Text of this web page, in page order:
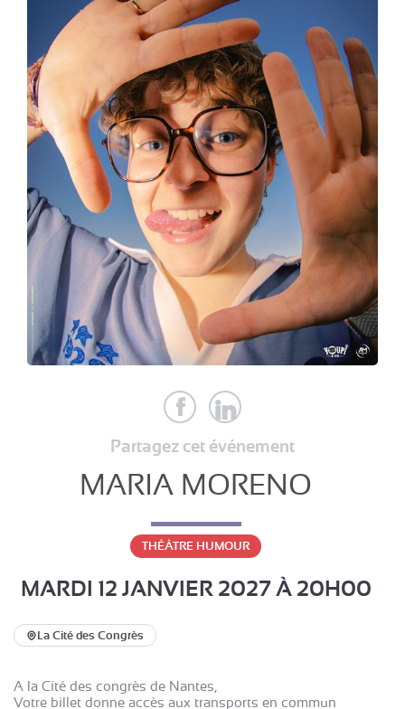
Partagez cet événement
MARIA MORENO
THÉÂTRE HUMOUR
MARDI 12 JANVIER 2027À 20H00
La Cité des Congrès
A la Cité des congrès de Nantes,
Votre billet donne accès aux transports en commun